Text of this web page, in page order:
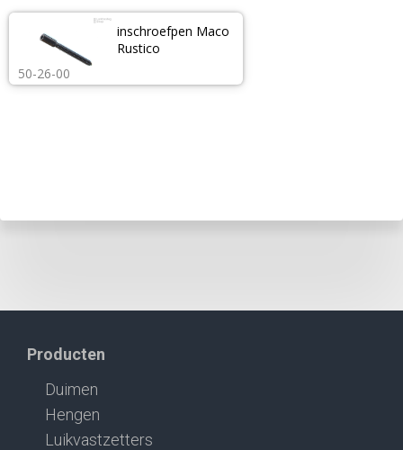
50-26-00
inschroefpen Maco
Rustico
Producten
Duimen
Hengen
Luikvastzetters